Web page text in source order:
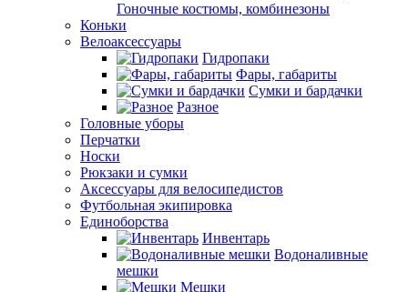
Гоночные костюмы, комбинезоны
Коньки
Велоаксессуары
Гидропаки
Фары, габариты
Сумки и бардачки
Разное
Головные уборы
Перчатки
Носки
Рюкзаки и сумки
Аксессуары для велосипедистов
Футбольная экипировка
Единоборства
Инвентарь
Водоналивные
мешки
Мешки